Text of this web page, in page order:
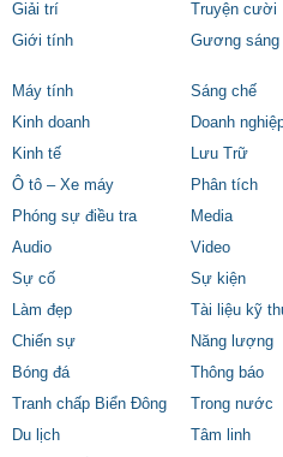
Giải trí
Truyện cười
Giới tính
Gương sáng
Máy tính
Sáng chế
Kinh doanh
Doanh
Kinh tế
Lưu Trữ
Ô tô – Xe máy
Phân tích
Phóng sự điều tra
Media
Audio
Video
Sự cố
Sự kiện
Làm đẹp
Tài liệu kỹ
Chiến sự
Năng lượng
Bóng đá
Thông báo
Tranh chấp Biển Đông
Trong nước
Du lịch
Tâm linh